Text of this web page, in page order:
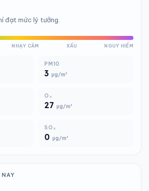
đạt mức lý tưởng.
NHẠY CẢM XẤU NGUY HIỂM
PM10
3 µg/m³
O₃
27 µg/m³
SO₂
0 µg/m³